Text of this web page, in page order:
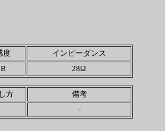
度
インピーダンス
28Ω
方
備考
-